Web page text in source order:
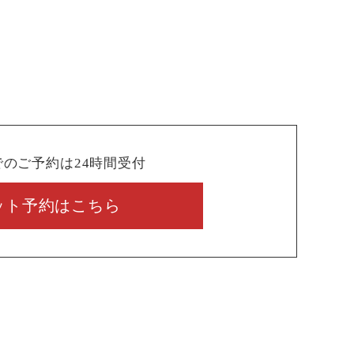
のご予約は24時間受付
ト予約はこちら